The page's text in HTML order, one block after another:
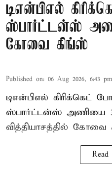
டிஎன்பிஎல்
ஸ்பார்ட்டன்ஸ்
கோவை கிங்ஸ்
Published on: 06 Aug 2026, 6:43 pm
டிஎன்பிஎல் கிரிக்கெட்
ஸ்பார்ட்டன்ஸ் அணியை
வித்தியாசத்தில்
Read